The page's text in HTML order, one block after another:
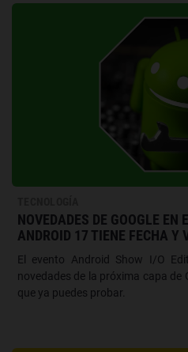
NOVEDADES DE GOOGLE EN
ANDROID 17 TIENE FECHA Y
El evento Android Show I/O
novedades de la próxima capa de
que ya puedes probar.